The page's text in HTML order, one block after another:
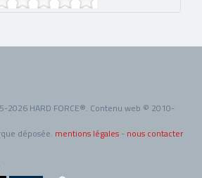
2026 HARD FORCE®. Contenu web © 2010-
déposée. mentions légales - nous contacter